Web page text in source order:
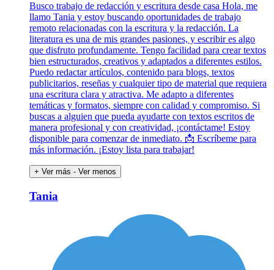
Busco trabajo de redacción y escritura desde casa Hola, me
llamo Tania y estoy buscando oportunidades de trabajo
remoto relacionadas con la escritura y la redacción. La
literatura es una de mis grandes pasiones, y escribir es algo
que disfruto profundamente. Tengo facilidad para crear textos
bien estructurados, creativos y adaptados a diferentes estilos.
Puedo redactar artículos, contenido para blogs, textos
publicitarios, reseñas y cualquier tipo de material que requiera
una escritura clara y atractiva. Me adapto a diferentes
temáticas y formatos, siempre con calidad y compromiso. Si
buscas a alguien que pueda ayudarte con textos escritos de
manera profesional y con creatividad, ¡contáctame! Estoy
disponible para comenzar de inmediato. 📩 Escríbeme para
más información. ¡Estoy lista para trabajar!
+ Ver más - Ver menos
Tania